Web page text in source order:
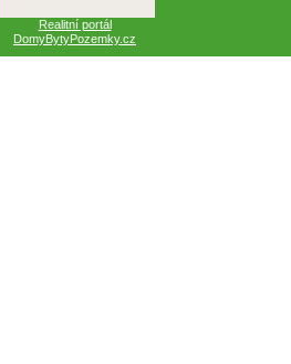
Realitní portál
DomyBytyPozemky.cz